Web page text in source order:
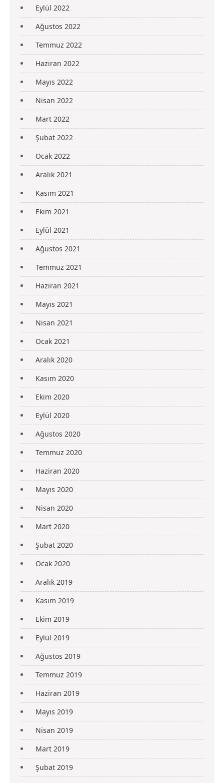
Eylül 2022
Ağustos 2022
Temmuz 2022
Haziran 2022
Mayıs 2022
Nisan 2022
Mart 2022
Şubat 2022
Ocak 2022
Aralık 2021
Kasım 2021
Ekim 2021
Eylül 2021
Ağustos 2021
Temmuz 2021
Haziran 2021
Mayıs 2021
Nisan 2021
Ocak 2021
Aralık 2020
Kasım 2020
Ekim 2020
Eylül 2020
Ağustos 2020
Temmuz 2020
Haziran 2020
Mayıs 2020
Nisan 2020
Mart 2020
Şubat 2020
Ocak 2020
Aralık 2019
Kasım 2019
Ekim 2019
Eylül 2019
Ağustos 2019
Temmuz 2019
Haziran 2019
Mayıs 2019
Nisan 2019
Mart 2019
Şubat 2019